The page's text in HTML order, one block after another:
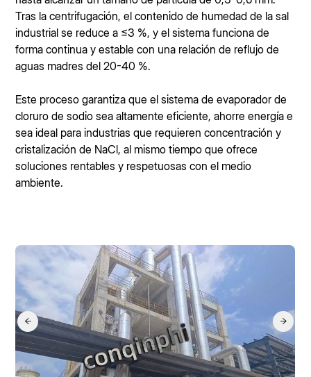
Tras la centrifugación, el contenido de humedad de la sal
industrial se reduce a ≤3 %, y el sistema funciona de
forma continua y estable con una relación de reflujo de
aguas madres del 20-40 %.
Este proceso garantiza que el sistema de evaporador de
cloruro de sodio sea altamente eficiente, ahorre energía e
sea ideal para industrias que requieren concentración y
cristalización de NaCl, al mismo tiempo que ofrece
soluciones rentables y respetuosas con el medio
ambiente.